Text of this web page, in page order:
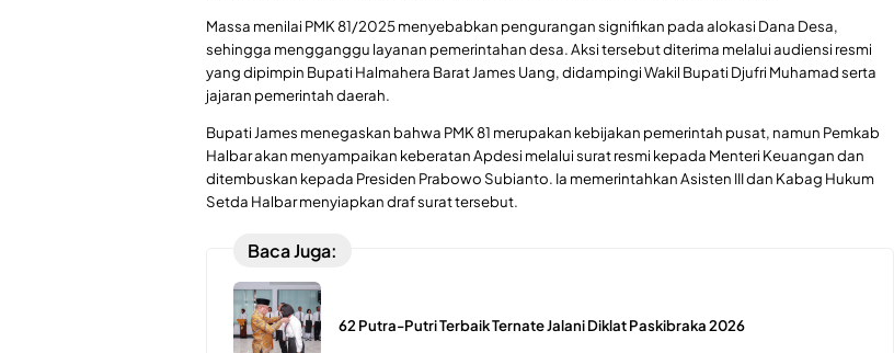
Massa menilai PMK 81/2025 menyebabkan pengurangan signifikan pada alokasi Dana Desa,
sehingga mengganggu layanan pemerintahan desa. Aksi tersebut diterima melalui audiensi resmi
yang dipimpin Bupati Halmahera Barat James Uang, didampingi Wakil Bupati Djufri Muhamad serta
jajaran pemerintah daerah.
Bupati James menegaskan bahwa PMK 81 merupakan kebijakan pemerintah pusat, namun Pemkab
Halbar akan menyampaikan keberatan Apdesi melalui surat resmi kepada Menteri Keuangan dan
ditembuskan kepada Presiden Prabowo Subianto. Ia memerintahkan Asisten III dan Kabag Hukum
Setda Halbar menyiapkan draf surat tersebut.
Baca Juga:
62 Putra-Putri Terbaik Ternate Jalani Diklat Paskibraka 2026